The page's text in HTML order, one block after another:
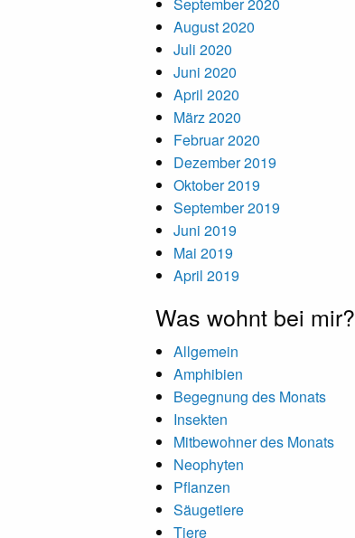
September 2020
August 2020
Juli 2020
Juni 2020
April 2020
März 2020
Februar 2020
Dezember 2019
Oktober 2019
September 2019
Juni 2019
Mai 2019
April 2019
Was wohnt bei mir?
Allgemein
Amphibien
Begegnung des Monats
Insekten
Mitbewohner des Monats
Neophyten
Pflanzen
Säugetiere
Tiere